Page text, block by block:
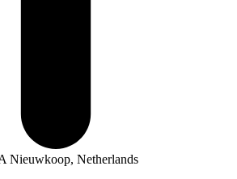
Nieuwkoop, Netherlands